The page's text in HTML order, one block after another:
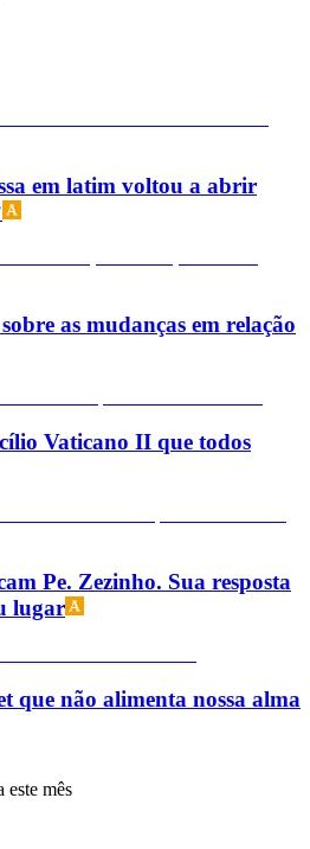
em latim voltou a abrir
as mudanças em relação
Vaticano II que todos
Pe. Zezinho. Sua resposta
lugar
que não alimenta nossa alma
este mês